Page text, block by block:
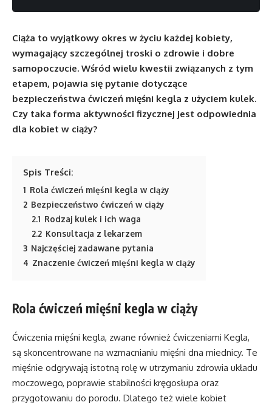
Ciąża to wyjątkowy okres w życiu każdej kobiety,
wymagający szczególnej troski o zdrowie i dobre
samopoczucie. Wśród wielu kwestii związanych z tym
etapem, pojawia się pytanie dotyczące
bezpieczeństwa ćwiczeń mięśni kegla z użyciem kulek.
Czy taka forma aktywności fizycznej jest odpowiednia
dla kobiet w ciąży?
Spis Treści:
1 Rola ćwiczeń mięśni kegla w ciąży
2 Bezpieczeństwo ćwiczeń w ciąży
2.1 Rodzaj kulek i ich waga
2.2 Konsultacja z lekarzem
3 Najczęściej zadawane pytania
4 Znaczenie ćwiczeń mięśni kegla w ciąży
Rola ćwiczeń mięśni kegla w ciąży
Ćwiczenia mięśni kegla, zwane również ćwiczeniami Kegla,
są skoncentrowane na wzmacnianiu mięśni dna miednicy. Te
mięśnie odgrywają istotną rolę w utrzymaniu zdrowia układu
moczowego, poprawie stabilności kręgosłupa oraz
przygotowaniu do porodu. Dlatego też wiele kobiet